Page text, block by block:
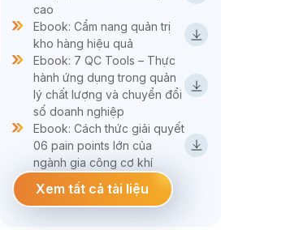
cao
Ebook: Cẩm nang quản trị
kho hàng hiệu quả
Ebook: 7 QC Tools – Thực
hành ứng dụng trong quản
lý chất lượng và chuyển đổi
số doanh nghiệp
Ebook: Cách thức giải quyết
06 pain points lớn của
ngành gia công cơ khí
Xem tất cả tài liệu